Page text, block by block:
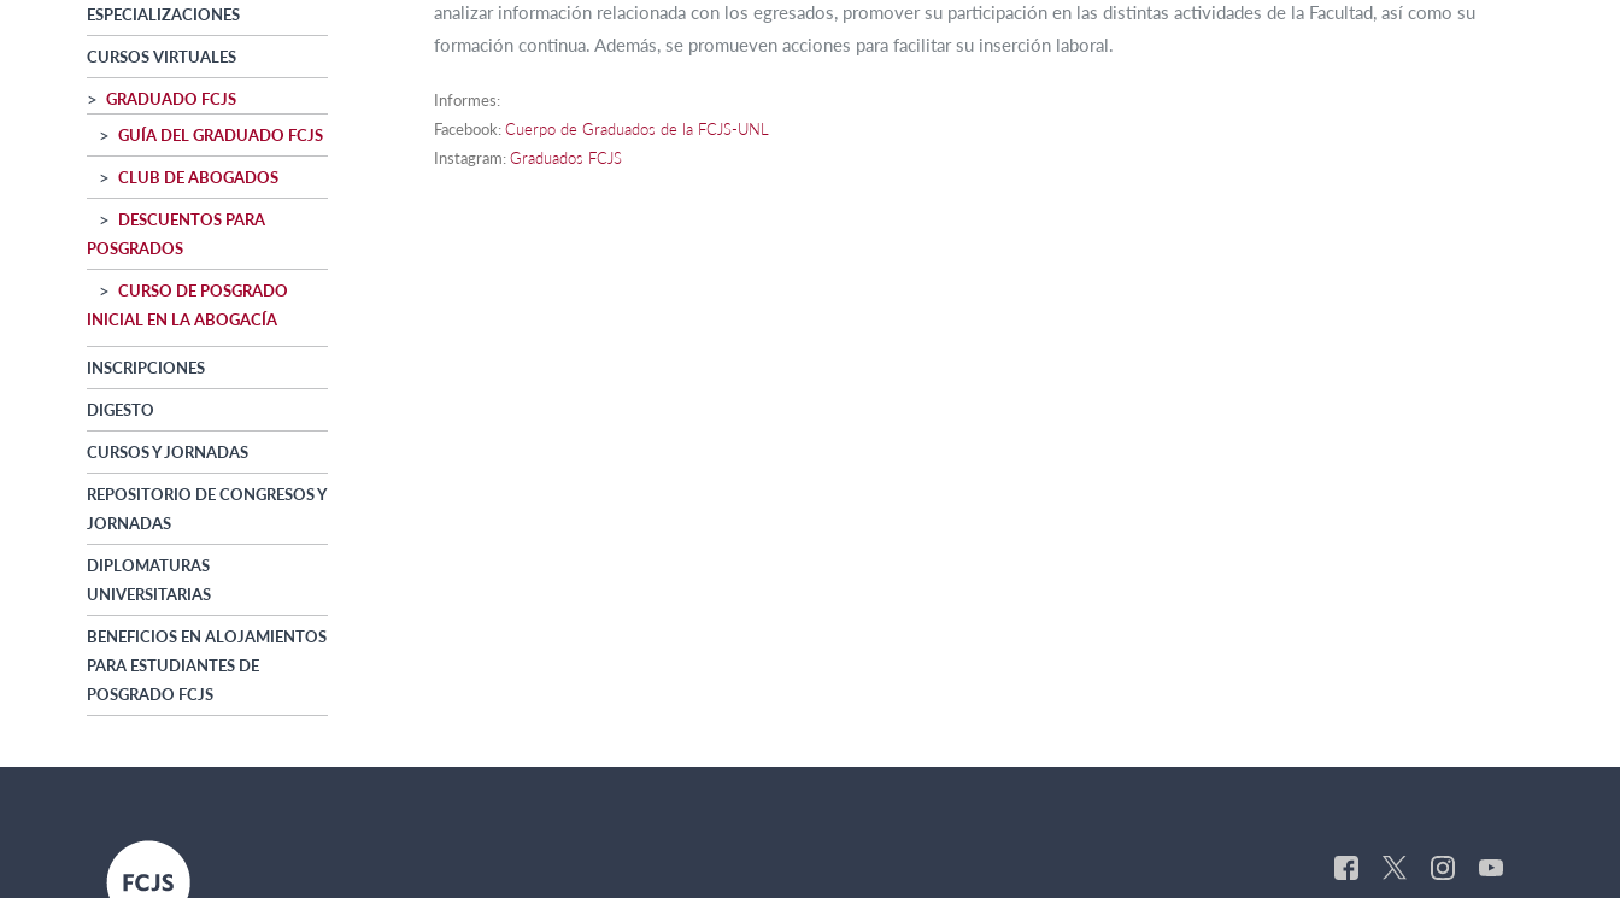
ESPECIALIZACIONES
CURSOS VIRTUALES
GRADUADO FCJS
GUÍA DEL GRADUADO FCJS
CLUB DE ABOGADOS
DESCUENTOS PARA
POSGRADOS
CURSO DE POSGRADO
INICIAL EN LA ABOGACÍA
INSCRIPCIONES
DIGESTO
CURSOS Y JORNADAS
REPOSITORIO DE CONGRESOS Y
JORNADAS
DIPLOMATURAS
UNIVERSITARIAS
BENEFICIOS EN ALOJAMIENTOS
PARA ESTUDIANTES DE
POSGRADO FCJS
analizar información relacionada con los egresados, promover su participación en las distintas actividades de la Facultad, así como su
formación continua. Además, se promueven acciones para facilitar su inserción laboral.
Informes:
Facebook:Cuerpo de Graduados de la FCJS-UNL
Instagram:Graduados FCJS